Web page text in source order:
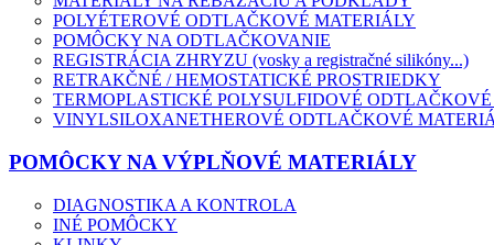
POLYÉTEROVÉ ODTLAČKOVÉ MATERIÁLY
POMÔCKY NA ODTLAČKOVANIE
REGISTRÁCIA ZHRYZU (vosky a registračné silikóny...)
RETRAKČNÉ / HEMOSTATICKÉ PROSTRIEDKY
TERMOPLASTICKÉ POLYSULFIDOVÉ
VINYLSILOXANETHEROVÉ ODTLAČKOVÉ
POMÔCKY NA VÝPLŇOVÉ MATERIÁLY
DIAGNOSTIKA A KONTROLA
INÉ POMÔCKY